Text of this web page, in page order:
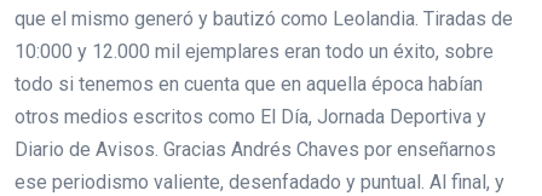
que el mismo generó y bautizó como Leolandia. Tiradas de
10:000 y 12.000 mil ejemplares eran todo un éxito, sobre
todo si tenemos en cuenta que en aquella época habían
otros medios escritos como El Día, Jornada Deportiva y
Diario de Avisos. Gracias Andrés Chaves por enseñarnos
ese periodismo valiente, desenfadado y puntual. Al final, y